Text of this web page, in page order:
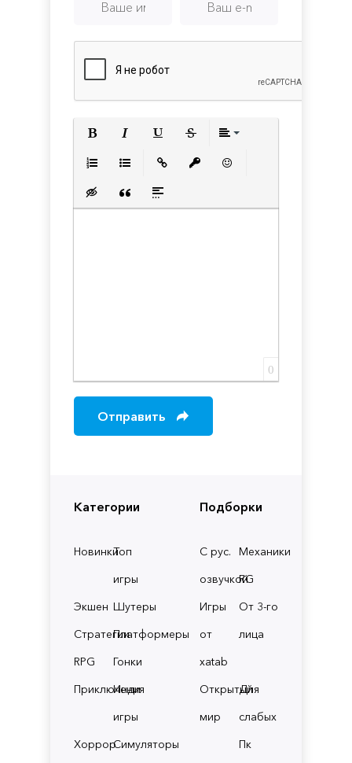
Категории
НовинкиТоп
игры
Экшен Шутеры
СтратегииПлатформеры
RPG
Гонки
Приключения
Инди
игры
ХоррорСимуляторы
Подборки
С рус.
озвучкой
Механики
RG
Игры
от
xatab
От 3-го
лица
Открытый
мир
Для
слабых
Пк
Вставка скрытого текста
Вставка цитаты
Вставка спойлера
0
Отправить